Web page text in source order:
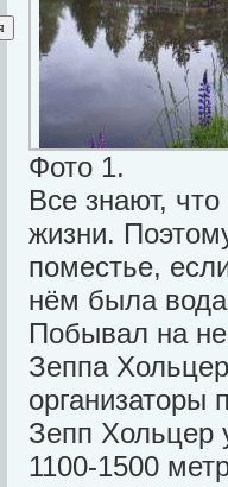
Фото 1.
Все знают,
жизни.
поместье,
нём была
Побывал на
Зеппа
организаторы
Зепп Хольцер
1100-1500